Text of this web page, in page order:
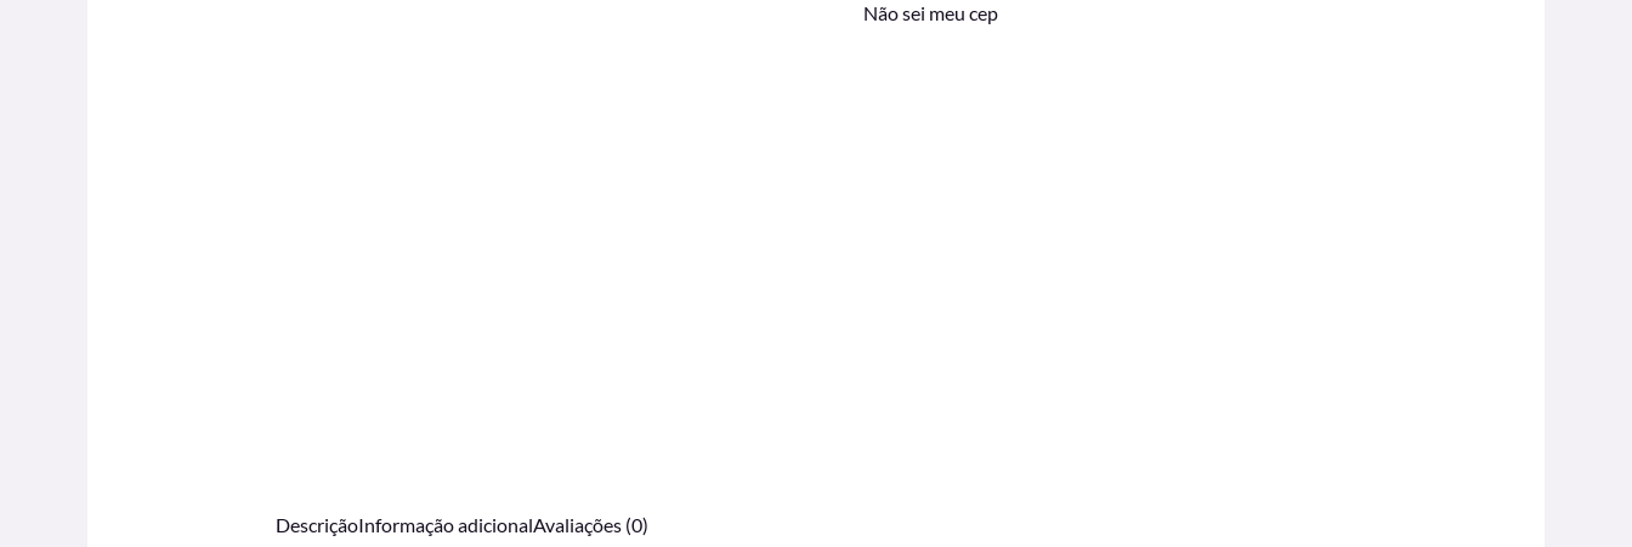
Não sei meu cep
DescriçãoInformação adicionalAvaliações (0)